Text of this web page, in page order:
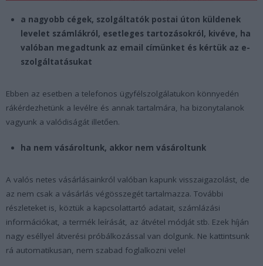
a nagyobb cégek, szolgáltatók postai úton küldenek
levelet számlákról, esetleges tartozásokról, kivéve, ha
valóban megadtunk az email címünket és kértük az e-
szolgáltatásukat
Ebben az esetben a telefonos ügyfélszolgálatukon könnyedén
rákérdezhetünk a levélre és annak tartalmára, ha bizonytalanok
vagyunk a valódiságát illetően.
ha nem vásároltunk, akkor nem vásároltunk
A valós netes vásárlásainkról valóban kapunk visszaigazolást, de
az nem csak a vásárlás végösszegét tartalmazza. További
részleteket is, köztük a kapcsolattartó adatait, számlázási
információkat, a termék leírását, az átvétel módját stb. Ezek híján
nagy eséllyel átverési próbálkozással van dolgunk. Ne kattintsunk
rá automatikusan, nem szabad foglalkozni vele!